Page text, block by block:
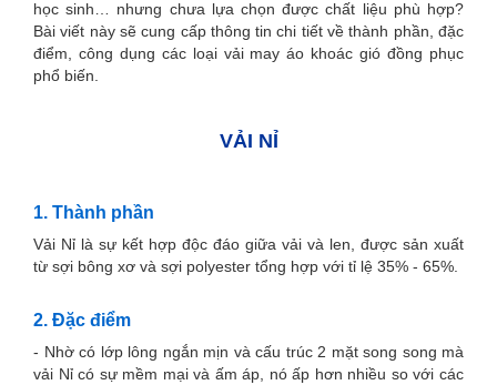
học sinh… nhưng chưa lựa chọn được chất liệu phù hợp?
Bài viết này sẽ cung cấp thông tin chi tiết về thành phần, đặc
điểm, công dụng các loại vải may áo khoác gió đồng phục
phổ biến.
VẢI NỈ
1. Thành phần
Vải Nỉ là sự kết hợp độc đáo giữa vải và len, được sản xuất
từ sợi bông xơ và sợi polyester tổng hợp với tỉ lệ 35% - 65%.
2. Đặc điểm
- Nhờ có lớp lông ngắn mịn và cấu trúc 2 mặt song song mà
vải Nỉ có sự mềm mại và ấm áp, nó ấp hơn nhiều so với các